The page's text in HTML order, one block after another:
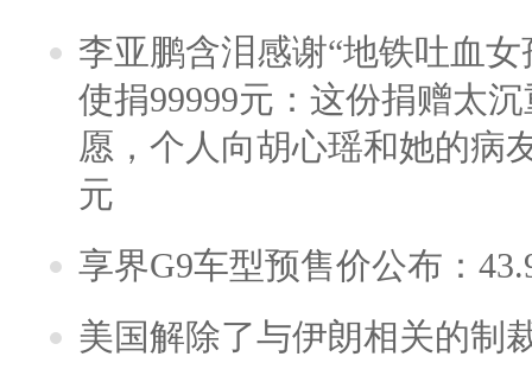
李亚鹏含泪感谢“地铁吐血
使捐99999元：这份捐赠太
愿，个人向胡心瑶和她的病
元
享界G9车型预售价公布：
美国解除了与伊朗相关的制